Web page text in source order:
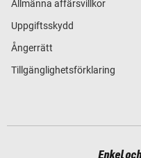
Allmänna affärsvillkor
Uppgiftsskydd
Ångerrätt
Tillgänglighetsförklaring
Enkel